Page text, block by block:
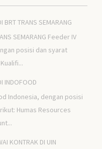
BRT TRANS SEMARANG
SEMARANG Feeder IV
posisi dan syarat
INDOFOOD
Indonesia, dengan posisi
Humas Resources
KONTRAK DI UIN